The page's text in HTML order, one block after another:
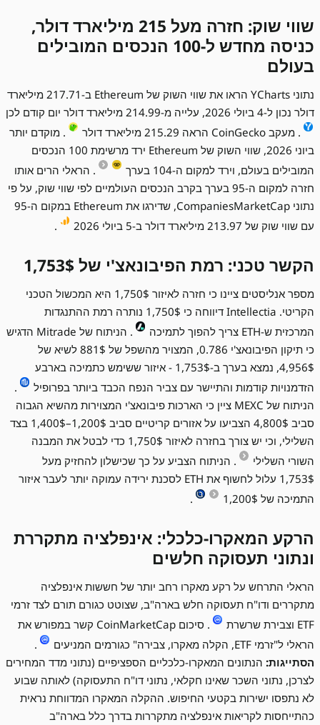
שווי שוק: חזרה מעל 215 מיליארד דולר,
כניסה מחדש ל-100 הנכסים המובילים
בעולם
נתוני YCharts הראו את שווי השוק של Ethereum ב-217.71 מיליארד
דולר נכון ל-4 ביולי 2026, עלייה מ-214.99 מיליארד דולר יום קודם לכן
. מעקב CoinGecko הראה 215.29 מיליארד דולר
. מוקדם יותר
ביוני 2026, שווי השוק של Ethereum ירד מרשימת 100 הנכסים
המובילים בעולם, וירד למקום ה-104 בערך
. הראלי הרים אותו
חזרה למקום ה-95 בערך בקרב הנכסים העולמיים לפי שווי שוק, על פי
נתוני CompaniesMarketCap, שדירגו את Ethereum במקום ה-95
עם שווי שוק של 213.97 מיליארד דולר ב-5 ביולי 2026
.
הקשר טכני: רמת הפיבונאצ'י של 1,753$
מספר אנליסטים ציינו כי חזרה לאיזור 1,750$ היא המכשול הטכני
הקריטי. Intellectia דיווחה כי 1,750$ נותרה רמת ההתנגדות
המרכזית ש-ETH צריך להפוך לתמיכה
. הניתוח של Mitrade הדגיש
כי תיקון הפיבונאצ'י 0.786, המצויר מהשפל של 881$ לשיא של
4,956$, נמצא בערך ב-1,753$ - איזור ששימש כתמיכה בארבע
הזדמנויות קודמות והתיישר עם צביר הנפח הכבד ביותר בפרופיל
.
הניתוח של MEXC ציין כי הארכות פיבונאצ'י המצוירות מהשיא הגבוה
סביב 4,800$ הצביעו על אזורים קריטיים סביב 1,200$–1,400$ בצד
השלילי, וכי יש צורך בחזרה לאיזור 1,750$ כדי לבטל את המבנה
השורי השלילי
. הניתוח הצביע על כך שכישלון להחזיק מעל
1,753$ עלול לחשוף את ETH לסכנת ירידה עמוקה יותר לעבר איזור
התמיכה של 1,200$
.
הרקע המאקרו-כלכלי: אינפלציה מתקררת
ונתוני תעסוקה חלשים
הראלי התרחש על רקע מאקרו רחב יותר של חששות אינפלציה
מתקררים ודו"ח תעסוקה חלש בארה"ב, שצוטט כגורם תורם לצד זרמי
ETF וצבירת שרשרת
. סיכום CoinMarketCap קשר במפורש את
הראלי ל"זרמי ETF, הקלה מאקרו, צבירה" כגורמים המניעים
.
הסתייגות: הנתונים המאקרו-כלכליים הספציפיים (נתוני מדד המחירים
לצרכן, נתוני השכר שאינו חקלאי, נתוני דו"ח התעסוקה) לאותה שבוע
לא נתפסו ישירות בקטעי החיפוש. ההקלה המאקרו המדווחת נראית
כהתייחסות לקריאות אינפלציה מתקררות בדרך כלל בארה"ב